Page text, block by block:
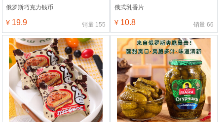
俄罗斯巧克力钱币
¥ 19.9 销量 155
俄式乳香片
¥10.8 销量 66